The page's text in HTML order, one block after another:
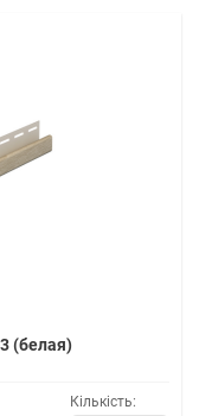
(белая)
Кількість: